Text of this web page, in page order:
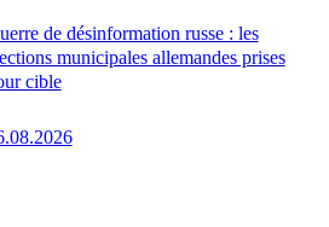
de désinformation russe : les
municipales allemandes prises
cible